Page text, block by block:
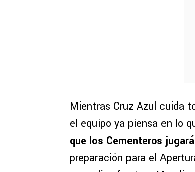
Mientras Cruz Azul cuida
el equipo ya piensa en lo
que los Cementeros
preparación para el